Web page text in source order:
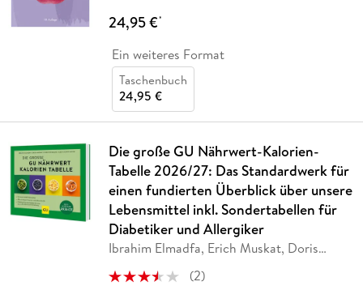
24,95 €*
Ein weiteres Format
Taschenbuch
24,95 €
Die große GU Nährwert-Kalorien-
Tabelle 2026/27: Das Standardwerk für
einen fundierten Überblick über unsere
Lebensmittel inkl. Sondertabellen für
Diabetiker und Allergiker
Ibrahim Elmadfa, Erich Muskat, Doris
(2)